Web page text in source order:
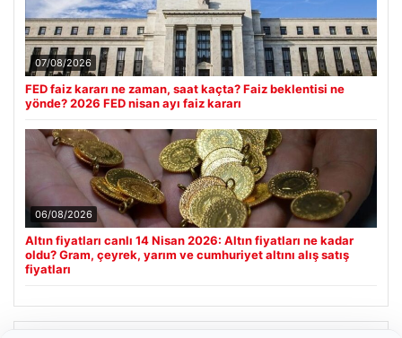
07/08/2026
FED faiz kararı ne zaman, saat kaçta? Faiz beklentisi ne
yönde? 2026 FED nisan ayı faiz kararı
06/08/2026
Altın fiyatları canlı 14 Nisan 2026: Altın fiyatları ne kadar
oldu? Gram, çeyrek, yarım ve cumhuriyet altını alış satış
fiyatları